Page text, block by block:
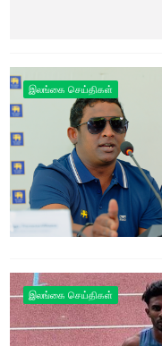
இலங்கை செய்திகள்
இலங்கை செய்திகள்